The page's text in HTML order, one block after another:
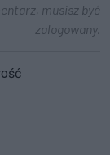
musisz być
zalogowany.